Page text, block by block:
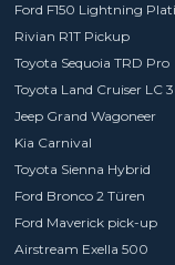
Ford F150 Lightning
Rivian R1T Pickup
Toyota Sequoia TRD Pro
Toyota Land Cruiser LC
Jeep Grand Wagoneer
Kia Carnival
Toyota Sienna Hybrid
Ford Bronco 2 Türen
Ford Maverick pick-up
Airstream Exella 500